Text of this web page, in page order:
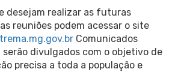
desejam realizar as futuras
reuniões podem acessar o site
Comunicados
divulgados com o objetivo de
precisa a toda a população e